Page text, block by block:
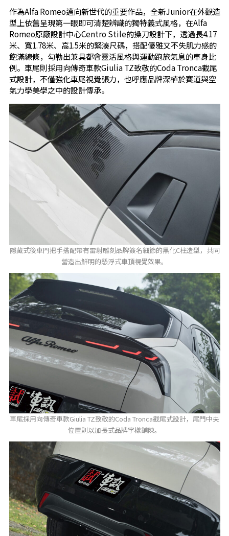
作為Alfa Romeo邁向新世代的重要作品，全新Junior在外觀造
型上依舊呈現第一眼即可清楚辨識的獨特義式風格，在Alfa
Romeo原廠設計中心Centro Stile的操刀設計下，透過長4.17
米、寬1.78米、高1.5米的緊湊尺碼，搭配優雅又不失肌力感的
飽滿線條，勾勒出兼具都會靈活風格與運動跑旅氣息的車身比
例。車尾則採用向傳奇車款Giulia TZ致敬的Coda Tronca截尾
式設計，不僅強化車尾視覺張力，也呼應品牌深植於賽道與空
氣力學美學之中的設計傳承。
隱藏式後車門把手搭配帶有雷射雕刻品牌簽名細節的黑化C柱造型，共同
營造出鮮明的懸浮式車頂視覺效果。
車尾採用向傳奇車款Giulia TZ致敬的Coda Tronca截尾式設計，尾門中央
位置則以加長式品牌字樣鋪陳。